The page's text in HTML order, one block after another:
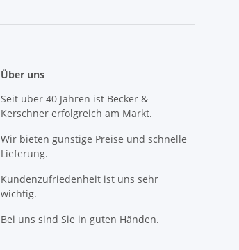
Über uns
Seit über 40 Jahren ist Becker &
Kerschner erfolgreich am Markt.
Wir bieten günstige Preise und schnelle
Lieferung.
Kundenzufriedenheit ist uns sehr
wichtig.
Bei uns sind Sie in guten Händen.